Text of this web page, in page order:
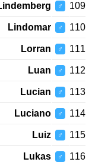
109
♂
110
♂
Lindomar
111
♂
Lorran
112
♂
Luan
113
♂
Lucian
114
♂
Luciano
115
♂
Luiz
116
♂
Lukas